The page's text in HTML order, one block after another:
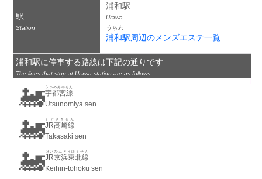
駅
Station
浦和駅
Urawa
うらわ
浦和駅周辺のメンズエステ一覧
浦和駅に停車する路線は下記の通りです
The lines that stop at Urawa station are as follows:
🚂宇都宮線
うつのみやせん
Utsunomiya sen
🚂JR高崎線
たかさきせん
Takasaki sen
🚂JR京浜東北線
けいひんとうほくせん
Keihin-tohoku sen